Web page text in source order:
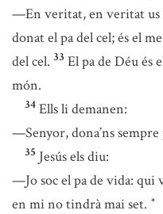
—En veritat, en veritat us
donat el pa del cel; és el
del cel. 33 El pa de Déu és
món.
34 Ells li demanen:
—Senyor, dona’ns sempre
35 Jesús els diu:
—Jo soc el pa de vida: qui
en mi no tindrà mai set. *